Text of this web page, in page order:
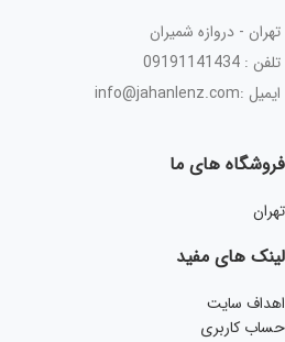
تهران - دروازه شمیران
تلفن : 09191141434
ایمیل :info@jahanlenz.com
فروشگاه های ما
تهران
لینک های مفید
اهداف سایت
حساب کاربری